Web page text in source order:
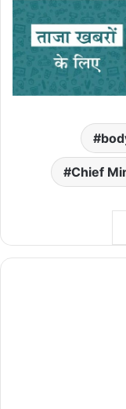
Chief